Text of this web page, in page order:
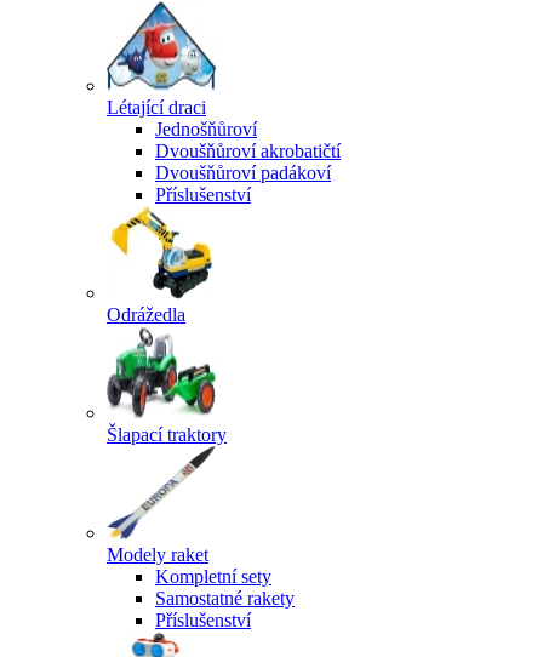
Létající draci
Jednošňůroví
Dvoušňůroví akrobatičtí
Dvoušňůroví padákoví
Příslušenství
Odrážedla
Šlapací traktory
Modely raket
Kompletní sety
Samostatné rakety
Příslušenství